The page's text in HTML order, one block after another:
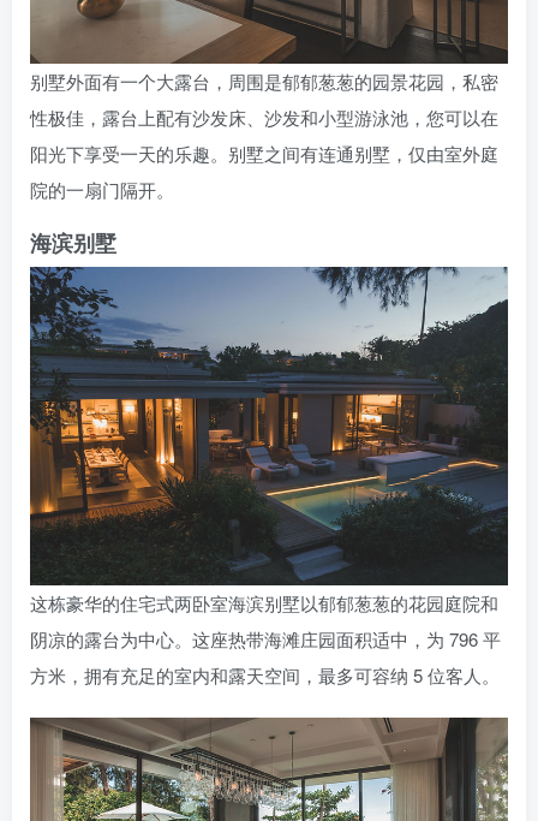
别墅外面有一个大露台，周围是郁郁葱葱的园景花园，私密
性极佳，露台上配有沙发床、沙发和小型游泳池，您可以在
阳光下享受一天的乐趣。别墅之间有连通别墅，仅由室外庭
院的一扇门隔开。
海滨别墅
这栋豪华的住宅式两卧室海滨别墅以郁郁葱葱的花园庭院和
阴凉的露台为中心。这座热带海滩庄园面积适中，为 796 平
方米，拥有充足的室内和露天空间，最多可容纳 5 位客人。